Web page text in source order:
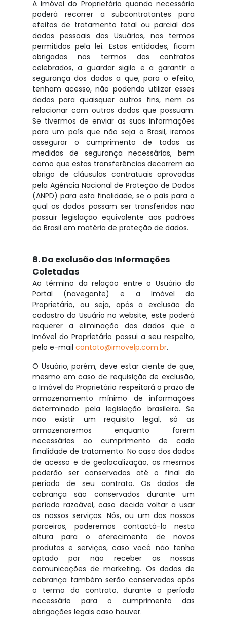
A Imóvel do Proprietário quando necessário
poderá recorrer a subcontratantes para
efeitos de tratamento total ou parcial dos
dados pessoais dos Usuários, nos termos
permitidos pela lei. Estas entidades, ficam
obrigadas nos termos dos contratos
celebrados, a guardar sigilo e a garantir a
segurança dos dados a que, para o efeito,
tenham acesso, não podendo utilizar esses
dados para quaisquer outros fins, nem os
relacionar com outros dados que possuam.
Se tivermos de enviar as suas informações
para um país que não seja o Brasil, iremos
assegurar o cumprimento de todas as
medidas de segurança necessárias, bem
como que estas transferências decorrem ao
abrigo de cláusulas contratuais aprovadas
pela Agência Nacional de Proteção de Dados
(ANPD) para esta finalidade, se o país para o
qual os dados possam ser transferidos não
possuir legislação equivalente aos padrões
do Brasil em matéria de proteção de dados.
8. Da exclusão das Informações
Coletadas
Ao término da relação entre o Usuário do
Portal (navegante) e a Imóvel do
Proprietário, ou seja, após a exclusão do
cadastro do Usuário no website, este poderá
requerer a eliminação dos dados que a
Imóvel do Proprietário possui a seu respeito,
pelo e-mail contato@imovelp.com.br.
O Usuário, porém, deve estar ciente de que,
mesmo em caso de requisição de exclusão,
a Imóvel do Proprietário respeitará o prazo de
armazenamento mínimo de informações
determinado pela legislação brasileira. Se
não existir um requisito legal, só as
armazenaremos enquanto forem
necessárias ao cumprimento de cada
finalidade de tratamento. No caso dos dados
de acesso e de geolocalização, os mesmos
poderão ser conservados até o final do
período de seu contrato. Os dados de
cobrança são conservados durante um
período razoável, caso decida voltar a usar
os nossos serviços. Nós, ou um dos nossos
parceiros, poderemos contactá-lo nesta
altura para o oferecimento de novos
produtos e serviços, caso você não tenha
optado por não receber as nossas
comunicações de marketing. Os dados de
cobrança também serão conservados após
o termo do contrato, durante o período
necessário para o cumprimento das
obrigações legais caso houver.